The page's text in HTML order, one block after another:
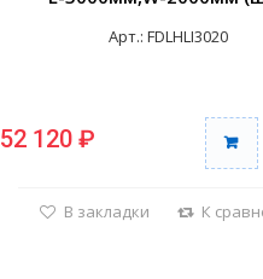
Арт.: FDLHLI3020
52 120 ₽
В закладки К